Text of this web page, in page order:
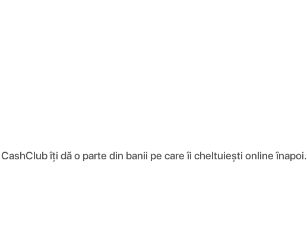
îți dă o parte din banii pe care îi cheltuiești online înapoi.